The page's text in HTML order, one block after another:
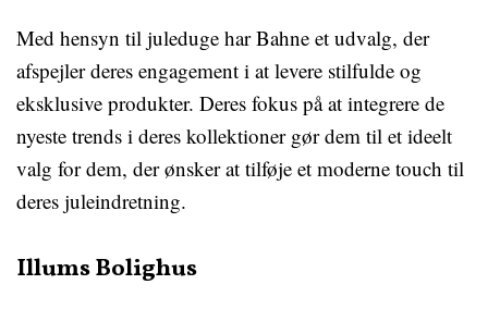
Med hensyn til juleduge har Bahne et udvalg, der
afspejler deres engagement i at levere stilfulde og
eksklusive produkter. Deres fokus på at integrere de
nyeste trends i deres kollektioner gør dem til et ideelt
valg for dem, der ønsker at tilføje et moderne touch til
deres juleindretning.
Illums Bolighus